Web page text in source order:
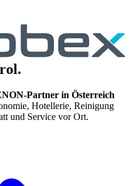
Partner in Österreich
Hotellerie, Reinigung
und Service vor Ort.